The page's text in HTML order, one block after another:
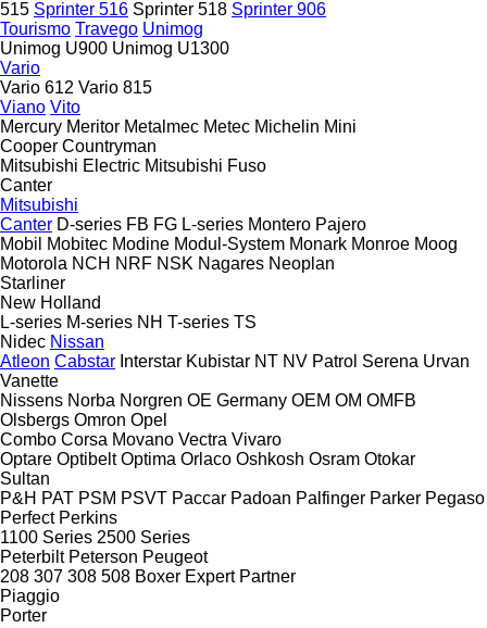
515 Sprinter 516 Sprinter 518 Sprinter 906
Tourismo Travego Unimog
Unimog U900 Unimog U1300
Vario
Vario 612 Vario 815
Viano Vito
Mercury Meritor Metalmec Metec Michelin Mini
Cooper Countryman
Mitsubishi Electric Mitsubishi Fuso
Canter
Mitsubishi
Canter D-series FB FG L-series Montero Pajero
Mobil
Mobitec Modine Modul-System Monark Monroe Moog
Motorola NCH NRF NSK Nagares Neoplan
Starliner
New Holland
L-series M-series NH T-series TS
Nidec Nissan
Atleon Cabstar Interstar Kubistar NT NV Patrol Serena Urvan
Vanette
Nissens Norba Norgren OE Germany OEM OM OMFB
Olsbergs Omron Opel
Combo Corsa Movano Vectra Vivaro
Optare Optibelt Optima Orlaco Oshkosh Osram Otokar
Sultan
P&H PAT PSM PSVT Paccar Padoan Palfinger Parker Pegaso
Perfect Perkins
1100 Series 2500 Series
Peterbilt Peterson Peugeot
208 307 308 508 Boxer Expert Partner
Piaggio
Porter